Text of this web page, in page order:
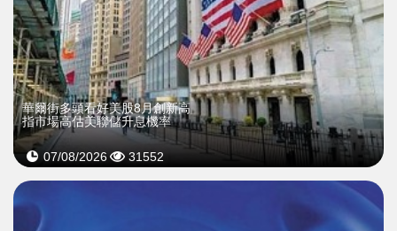
華爾街多頭看好美股8月創新高
指市場高估美聯儲升息機率
07/08/2026 31552